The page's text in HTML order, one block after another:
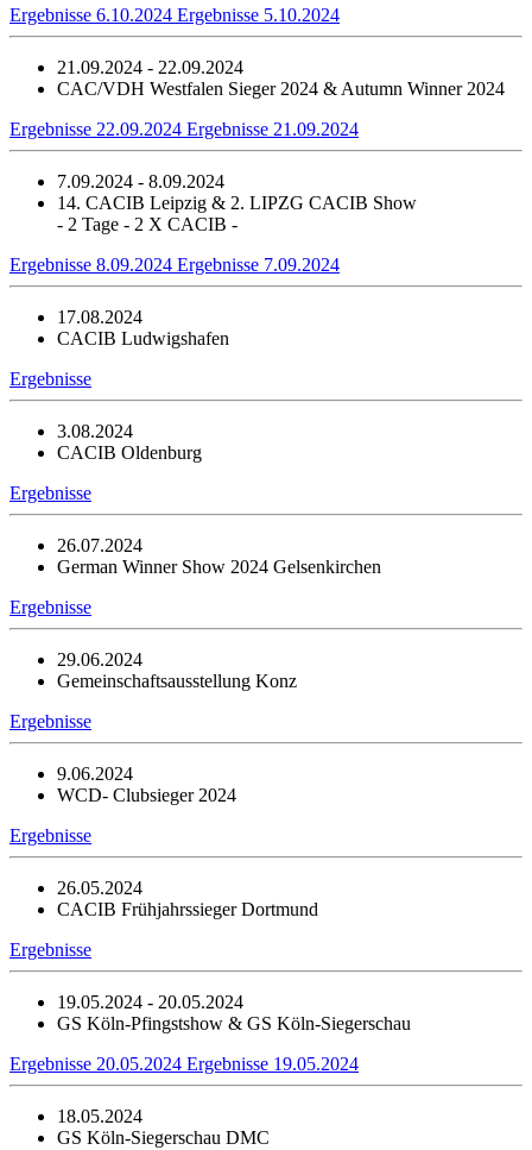
Ergebnisse 6.10.2024 Ergebnisse 5.10.2024
21.09.2024 - 22.09.2024
CAC/VDH Westfalen Sieger 2024 & Autumn Winner 2024
Ergebnisse 22.09.2024 Ergebnisse 21.09.2024
7.09.2024 - 8.09.2024
14. CACIB Leipzig & 2. LIPZG CACIB Show
- 2 Tage - 2 X CACIB -
Ergebnisse 8.09.2024 Ergebnisse 7.09.2024
17.08.2024
CACIB Ludwigshafen
Ergebnisse
3.08.2024
CACIB Oldenburg
Ergebnisse
26.07.2024
German Winner Show 2024 Gelsenkirchen
Ergebnisse
29.06.2024
Gemeinschaftsausstellung Konz
Ergebnisse
9.06.2024
WCD- Clubsieger 2024
Ergebnisse
26.05.2024
CACIB Frühjahrssieger Dortmund
Ergebnisse
19.05.2024 - 20.05.2024
GS Köln-Pfingstshow & GS Köln-Siegerschau
Ergebnisse 20.05.2024 Ergebnisse 19.05.2024
18.05.2024
GS Köln-Siegerschau DMC